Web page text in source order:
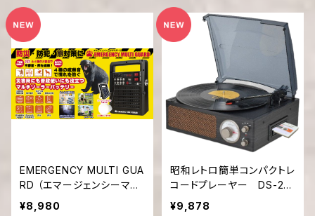
EMERGENCY MULTI GUA
RD （エマージェンシーマル
チガード）【BG-110】
¥8,980
昭和レトロ簡単コンパクトレ
コードプレーヤー DS-218
RC
¥9,878